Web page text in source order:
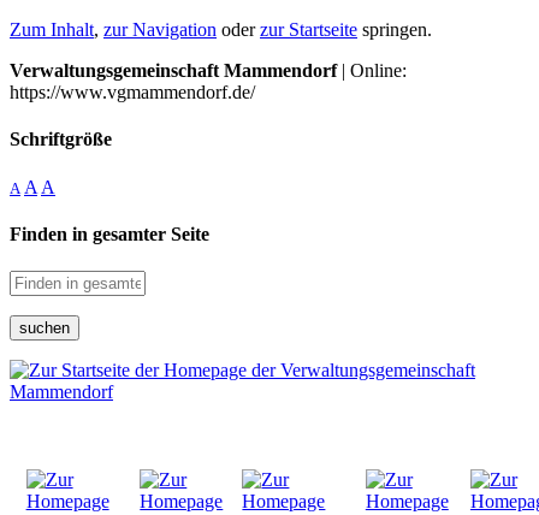
Zum Inhalt, zur Navigation oderzur Startseite springen.
Verwaltungsgemeinschaft Mammendorf| Online:
https://www.vgmammendorf.de/
Schriftgröße
A A A
Finden in gesamter Seite
suchen